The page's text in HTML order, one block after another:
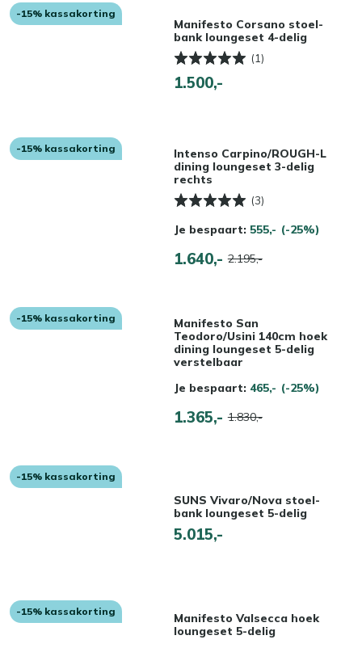
-15% kassakorting
Manifesto Corsano stoel-
bank loungeset 4-delig
(1)
1.500,-
-15% kassakorting
Intenso Carpino/ROUGH-L
dining loungeset 3-delig
rechts
(3)
Je bespaart: 555,- (-25%)
1.640,- 2.195,-
-15% kassakorting
Manifesto San
Teodoro/Usini 140cm hoek
dining loungeset 5-delig
verstelbaar
Je bespaart: 465,- (-25%)
1.365,- 1.830,-
-15% kassakorting
SUNS Vivaro/Nova stoel-
bank loungeset 5-delig
5.015,-
-15% kassakorting
Manifesto Valsecca hoek
loungeset 5-delig